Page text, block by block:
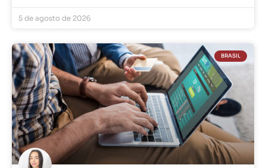
5 de agosto de 2026
BRASIL